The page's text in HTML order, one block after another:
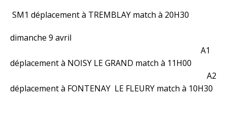
SM1 déplacement à TREMBLAY match à 20H30
dimanche 9 avril
A1
déplacement à NOISY LE GRAND match à 11H00
A2
déplacement à FONTENAY LE FLEURY match à 10H30